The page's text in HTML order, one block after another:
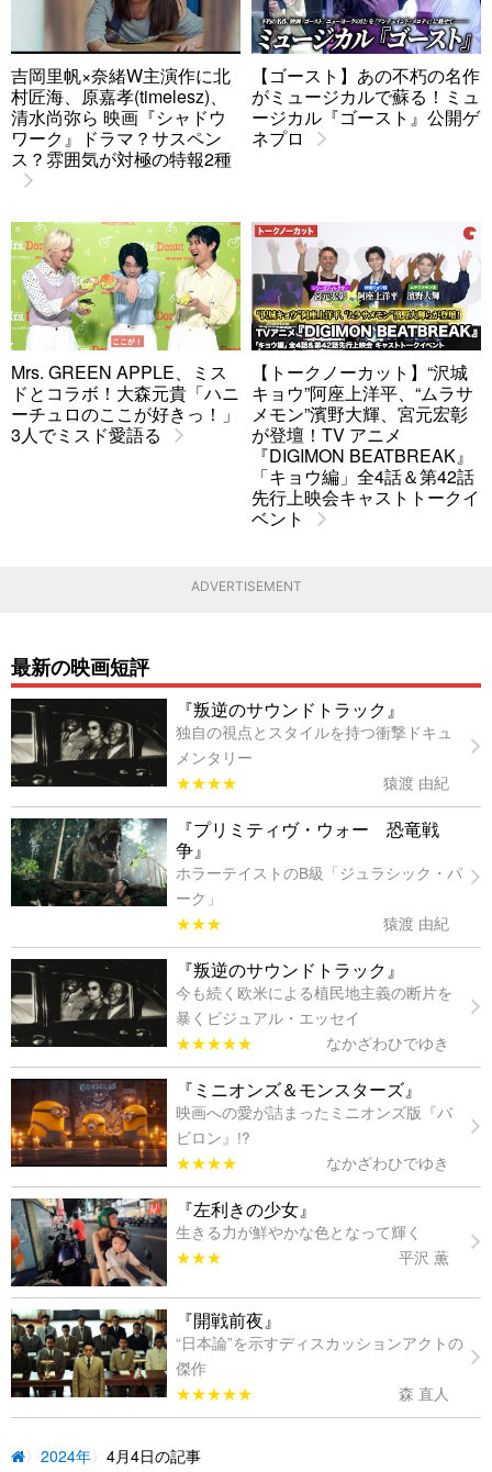
吉岡里帆×奈緒W主演作に北
村匠海、原嘉孝(timelesz)、
清水尚弥ら 映画『シャドウ
ワーク』ドラマ？サスペン
ス？雰囲気が対極の特報2種
【ゴースト】あの不朽の名作
がミュージカルで蘇る！ミュ
ージカル『ゴースト』公開ゲ
ネプロ
Mrs. GREEN APPLE、ミス
ドとコラボ！大森元貴「ハニ
ーチュロのここが好きっ！」
3人でミスド愛語る
【トークノーカット】“沢城
キョウ”阿座上洋平、“ムラサ
メモン”濱野大輝、宮元宏彰
が登壇！TV アニメ
『DIGIMON BEATBREAK』
「キョウ編」全4話＆第42話
先行上映会キャストトークイ
ベント
ADVERTISEMENT
最新の映画短評
『叛逆のサウンドトラック』
独自の視点とスタイルを持つ衝撃ドキュ
メンタリー
★★★★
猿渡 由紀
『プリミティヴ・ウォー 恐竜戦
争』
ホラーテイストのB級「ジュラシック・パ
ーク」
★★★
猿渡 由紀
『叛逆のサウンドトラック』
今も続く欧米による植民地主義の断片を
暴くビジュアル・エッセイ
★★★★★
なかざわひでゆき
『ミニオンズ＆モンスターズ』
映画への愛が詰まったミニオンズ版『バ
ビロン』!?
★★★★
なかざわひでゆき
『左利きの少女』
生きる力が鮮やかな色となって輝く
★★★
平沢 薫
『開戦前夜』
“日本論”を示すディスカッションアクトの
傑作
★★★★★
森 直人
2024年 4月4日の記事